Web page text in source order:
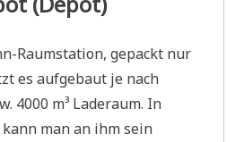
Raumstation, gepackt nur
es aufgebaut je nach
4000 m³ Laderaum. In
man an ihm sein